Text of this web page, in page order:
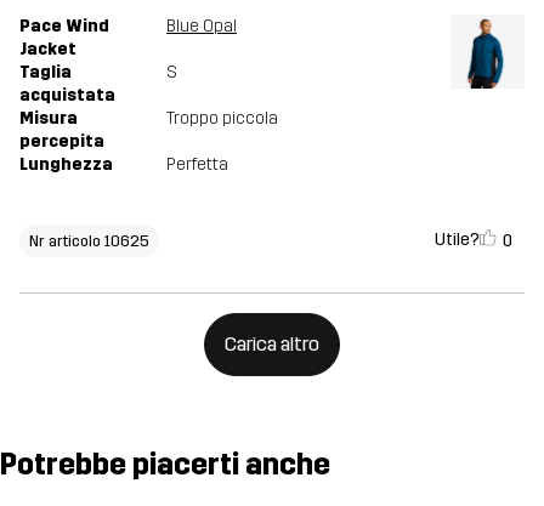
Pace Wind
Jacket
Blue Opal
Taglia
acquistata
S
Misura
percepita
Troppo piccola
Lunghezza Perfetta
Nr articolo 10625 Utile? 0
Carica altro
Potrebbe piacerti anche